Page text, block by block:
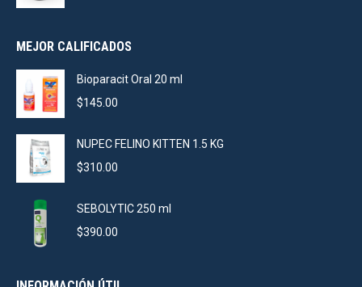
$105.00.
MEJOR CALIFICADOS
Bioparacit Oral 20 ml
$145.00
NUPEC FELINO KITTEN 1.5 KG
$310.00
SEBOLYTIC 250 ml
$390.00